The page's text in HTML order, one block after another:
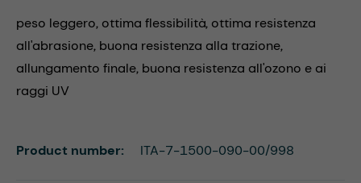
peso leggero, ottima flessibilità, ottima resistenza
all'abrasione, buona resistenza alla trazione,
allungamento finale, buona resistenza all'ozono e ai
raggi UV
Product number: ITA-7-1500-090-00/998